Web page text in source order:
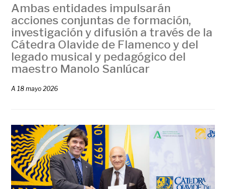
Ambas entidades impulsarán
acciones conjuntas de formación,
investigación y difusión a través de la
Cátedra Olavide de Flamenco y del
legado musical y pedagógico del
maestro Manolo Sanlúcar
A18 mayo 2026